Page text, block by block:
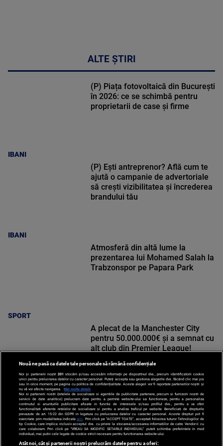
ALTE ȘTIRI
IBANI
(P) Piața fotovoltaică din București
în 2026: ce se schimbă pentru
proprietarii de case și firme
IBANI
(P) Ești antreprenor? Află cum te
ajută o campanie de advertoriale
să crești vizibilitatea și încrederea
brandului tău
SPORT
Atmosferă din altă lume la
prezentarea lui Mohamed Salah la
Trabzonspor pe Papara Park
SPORT
A plecat de la Manchester City
pentru 50.000.000€ și a semnat cu
alt club din Premier League!
Nouă ne pasă ca datele tale personale să rămână confidențiale
Noi și partenerii noștri 201 stocăm și/sau accesăm informații pe dispozitivul dvs., precum identificatorii cookie
unici pentru prelucrarea datelor cu caracter personal. Puteți accepta sau gestiona alegerile dvs. făcând clic mai jos
sau în orice moment, pe pagina cu politica de confidențialitate. Aceste alegeri vor fi raportate partenerilor noștri și
nu vă vor afecta navigarea.
Mai multe detalii
Noi si partenerii nostri (retelele de socializare si agentiile de publicitate partenere, precum si furnizorii nostri de
servicii de date analitice) prelucram date pentru a permite website-ului sa functioneze, pentru a personaliza
continutul si anunturile publicitare afisate in functie de interesele si/sau profilul dvs., pentru a va oferi
functionalitati aferente retelelor de socializare si pentru a analiza traficul pe website. Beneficiati de drepturile
prevazute de art. 15-22 din GDPR in legatura cu prelucrarea datelor cu caracter personal. Aceste drepturi pot fi
exercitate prin modalitatea indicataaici . Prin click pe “ACCEPT TOATE”, acceptati folosirea tuturor Tehnologiilor de
tip Cookie, care implica inclusiv acceptul dvs. cu privire la stocarea/accesarea informatiilor de catre Vendor-ii cu
care colaboram. Prin click pe “VREAU SA MODIFIC SETARILE INDIVIDUAL” puteti schimba preferintele in mod
individual, mai putin cele legate de cookie strict necesare pentru functionarea website-ului.
Atât noi, cât și partenerii noștri prelucrăm datele pentru a oferi: